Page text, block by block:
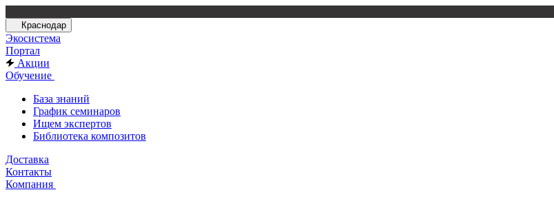
Краснодар
Экосистема
Портал
Акции
Обучение
База знаний
График семинаров
Ищем экспертов
Библиотека композитов
Доставка
Контакты
Компания